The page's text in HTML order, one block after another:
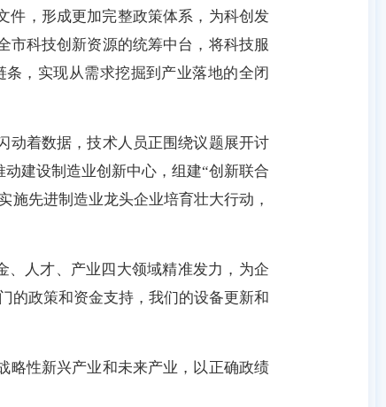
件，形成更加完整政策体系，为科创发
市科技创新资源的统筹中台，将科技服
，实现从需求挖掘到产业落地的全闭
动着数据，技术人员正围绕议题展开讨
建设制造业创新中心，组建“创新联合
施先进制造业龙头企业培育壮大行动，
、人才、产业四大领域精准发力，为企
的政策和资金支持，我们的设备更新和
略性新兴产业和未来产业，以正确政绩